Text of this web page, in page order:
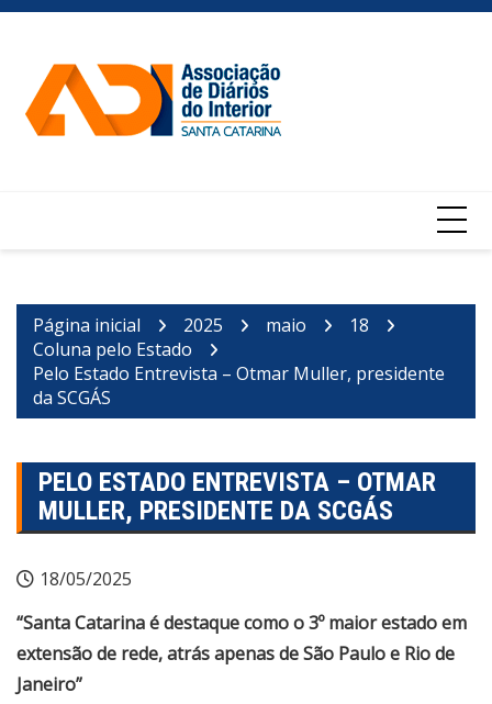
Ir
conteúdo
Página inicial 2025 maio
18
Coluna pelo Estado
Pelo Estado Entrevista – Otmar Muller, presidente
da SCGÁS
PELO ESTADO ENTREVISTA – OTMAR
MULLER, PRESIDENTE DA SCGÁS
18/05/2025
“Santa Catarina é destaque como o 3º maior estado em
extensão de rede, atrás apenas de São Paulo e Rio de
Janeiro”